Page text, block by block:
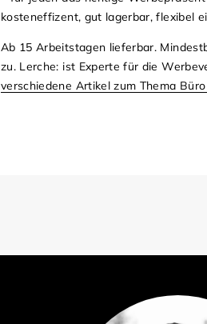
kosteneffizent, gut lagerbar, flexibel
Ab 15 Arbeitstagen lieferbar.
zu. Lerche: ist Experte für die
verschiedene Artikel zum Thema